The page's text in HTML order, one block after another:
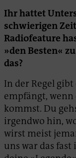
Ihr hattet
schwierigen
Radiofeature
»den Besten«
das?
In der Regel
empfängt,
kommst. Du
irgendwo hin,
wirst meist
uns war das